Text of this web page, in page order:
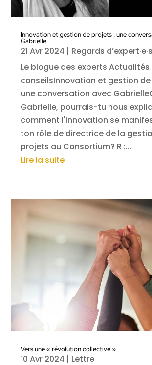
Innovation et gestion de projets : une
Gabrielle
21 Avr 2024 | Regards d’expert·e·s
Le blogue des experts Actualités
conseilsInnovation et gestion
une conversation avec
Gabrielle, pourrais-tu nous
comment l'innovation se
ton rôle de directrice de la
projets au Consortium? R :...
Lire la suite
Vers une « révolution collective »
10 Avr 2024 | Lettre